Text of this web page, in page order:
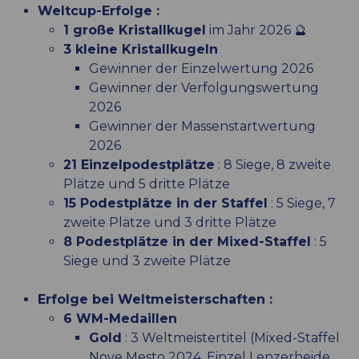
Weltcup-Erfolge :
1 große Kristallkugel im Jahr 2026 🔮
3 kleine Kristallkugeln
Gewinner der Einzelwertung 2026
Gewinner der Verfolgungswertung
2026
Gewinner der Massenstartwertung
2026
21 Einzelpodestplätze : 8 Siege, 8 zweite
Plätze und 5 dritte Plätze
15 Podestplätze in der Staffel : 5 Siege, 7
zweite Plätze und 3 dritte Plätze
8 Podestplätze in der Mixed-Staffel : 5
Siege und 3 zweite Plätze
Erfolge bei Weltmeisterschaften :
6 WM-Medaillen
Gold : 3 Weltmeistertitel (Mixed-Staffel